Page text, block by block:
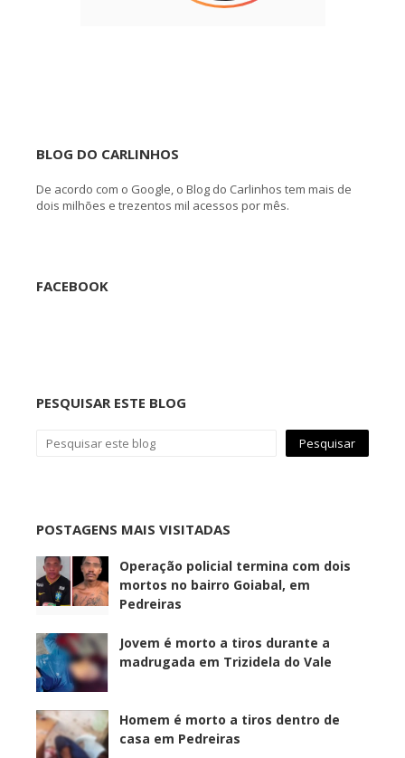
BLOG DO CARLINHOS
De acordo com o Google, o Blog do Carlinhos tem mais de
dois milhões e trezentos mil acessos por mês.
FACEBOOK
PESQUISAR ESTE BLOG
POSTAGENS MAIS VISITADAS
Operação policial termina com dois
mortos no bairro Goiabal, em
Pedreiras
Jovem é morto a tiros durante a
madrugada em Trizidela do Vale
Homem é morto a tiros dentro de
casa em Pedreiras